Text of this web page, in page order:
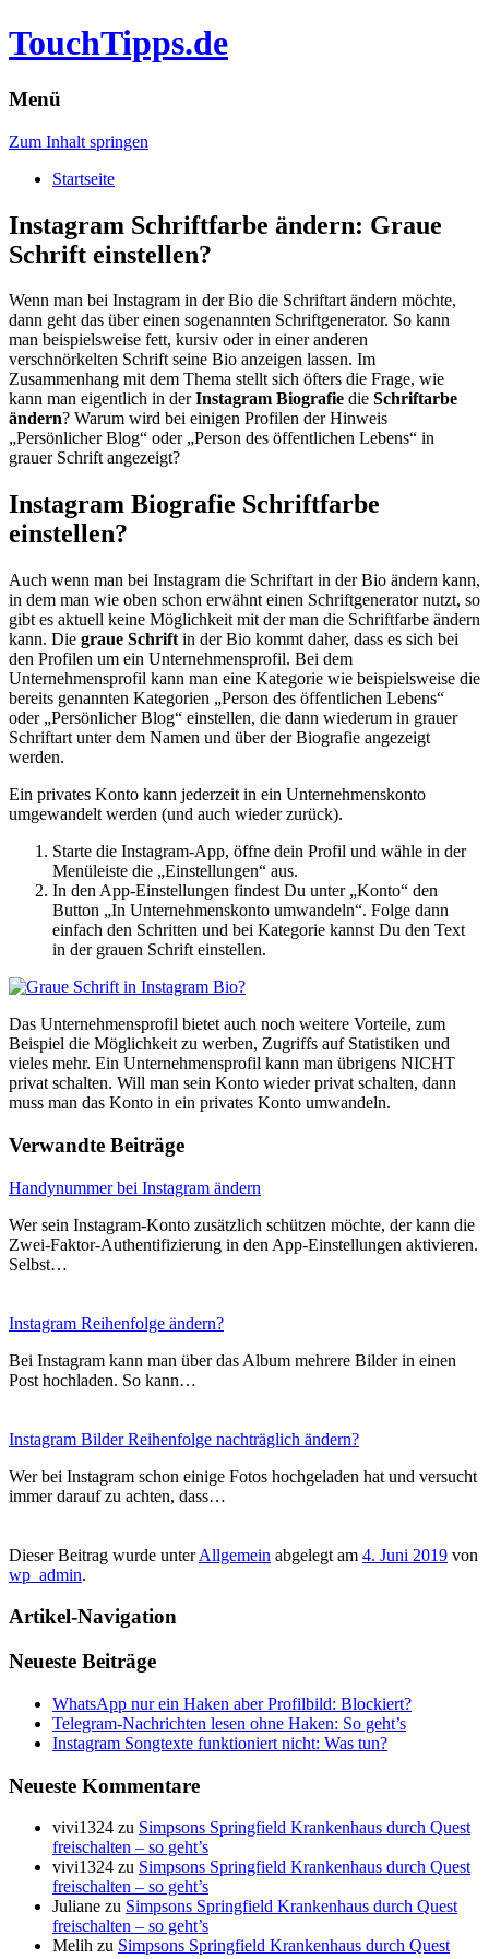
TouchTipps.de
Menü
Zum Inhalt springen
Startseite
Instagram Schriftfarbe ändern: Graue
Schrift einstellen?
Wenn man bei Instagram in der Bio die Schriftart ändern möchte,
dann geht das über einen sogenannten Schriftgenerator. So kann
man beispielsweise fett, kursiv oder in einer anderen
verschnörkelten Schrift seine Bio anzeigen lassen. Im
Zusammenhang mit dem Thema stellt sich öfters die Frage, wie
kann man eigentlich in derInstagram Biografie die Schriftarbe
ändern? Warum wird bei einigen Profilen der Hinweis
„Persönlicher Blog“ oder „Person des öffentlichen Lebens“ in
grauer Schrift angezeigt?
Instagram Biografie Schriftfarbe
einstellen?
Auch wenn man bei Instagram die Schriftart in der Bio ändern kann,
in dem man wie oben schon erwähnt einen Schriftgenerator nutzt, so
gibt es aktuell keine Möglichkeit mit der man die Schriftfarbe ändern
kann. Die graue Schrift in der Bio kommt daher, dass es sich bei
den Profilen um ein Unternehmensprofil. Bei dem
Unternehmensprofil kann man eine Kategorie wie beispielsweise die
bereits genannten Kategorien „Person des öffentlichen Lebens“
oder „Persönlicher Blog“ einstellen, die dann wiederum in grauer
Schriftart unter dem Namen und über der Biografie angezeigt
werden.
Ein privates Konto kann jederzeit in ein Unternehmenskonto
umgewandelt werden (und auch wieder zurück).
Starte die Instagram-App, öffne dein Profil und wähle in der
Menüleiste die „Einstellungen“ aus.
In den App-Einstellungen findest Du unter „Konto“ den
Button „In Unternehmenskonto umwandeln“. Folge dann
einfach den Schritten und bei Kategorie kannst Du den Text
in der grauen Schrift einstellen.
Das Unternehmensprofil bietet auch noch weitere Vorteile, zum
Beispiel die Möglichkeit zu werben, Zugriffs auf Statistiken und
vieles mehr. Ein Unternehmensprofil kann man übrigens NICHT
privat schalten. Will man sein Konto wieder privat schalten, dann
muss man das Konto in ein privates Konto umwandeln.
Verwandte Beiträge
Handynummer bei Instagram ändern
Wer sein Instagram-Konto zusätzlich schützen möchte, der kann die
Zwei-Faktor-Authentifizierung in den App-Einstellungen aktivieren.
Selbst…
Instagram Reihenfolge ändern?
Bei Instagram kann man über das Album mehrere Bilder in einen
Post hochladen. So kann…
Instagram Bilder Reihenfolge nachträglich ändern?
Wer bei Instagram schon einige Fotos hochgeladen hat und versucht
immer darauf zu achten, dass…
Dieser Beitrag wurde unterAllgemein abgelegt am 4. Juni 2019 von
wp_admin.
Artikel-Navigation
Neueste Beiträge
WhatsApp nur ein Haken aber Profilbild: Blockiert?
Telegram-Nachrichten lesen ohne Haken: So geht’s
Instagram Songtexte funktioniert nicht: Was tun?
Neueste Kommentare
vivi1324 zu Simpsons Springfield Krankenhaus durch Quest
freischalten – so geht’s
vivi1324 zu Simpsons Springfield Krankenhaus durch Quest
freischalten – so geht’s
Juliane zu Simpsons Springfield Krankenhaus durch Quest
freischalten – so geht’s
Melih zu Simpsons Springfield Krankenhaus durch Quest